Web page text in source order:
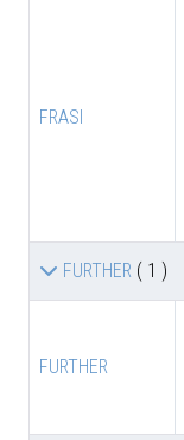
FRASI
FURTHER ( 1 )
FURTHER